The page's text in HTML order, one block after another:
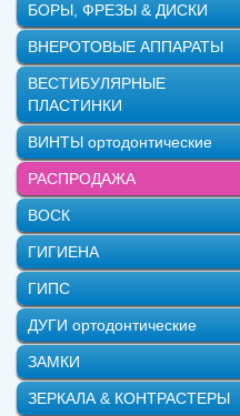
БОРЫ, ФРЕЗЫ & ДИСКИ
ВНЕРОТОВЫЕ АППАРАТЫ
ВЕСТИБУЛЯРНЫЕ
ПЛАСТИНКИ
ВИНТЫ ортодонтические
РАСПРОДАЖА
ВОСК
ГИГИЕНА
ГИПС
ДУГИ ортодонтические
ЗАМКИ
ЗЕРКАЛА & КОНТРАСТЕРЫ